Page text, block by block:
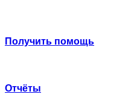
Получить помощь
Отчёты